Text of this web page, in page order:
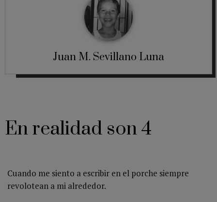
Juan M. Sevillano Luna
En realidad son 4
Cuando me siento a escribir en el porche siempre
revolotean a mi alrededor.